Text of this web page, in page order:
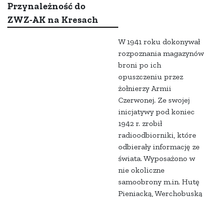
Przynależność do
ZWZ-AK na Kresach
W 1941 roku dokonywał
rozpoznania magazynów
broni po ich
opuszczeniu przez
żołnierzy Armii
Czerwonej. Ze swojej
inicjatywy pod koniec
1942 r. zrobił
radioodbiorniki, które
odbierały informację ze
świata. Wyposażono w
nie okoliczne
samoobrony m.in. Hutę
Pieniacką, Werchobuską